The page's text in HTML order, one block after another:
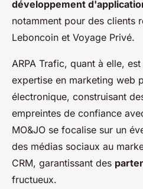
développement
notamment pour des clients
Leboncoin et Voyage Privé.
ARPA Trafic, quant à elle,
expertise en marketing web
électronique, construisant
empreintes de confiance
MO&JO se focalise sur un
des médias sociaux au
CRM, garantissant des
fructueux.